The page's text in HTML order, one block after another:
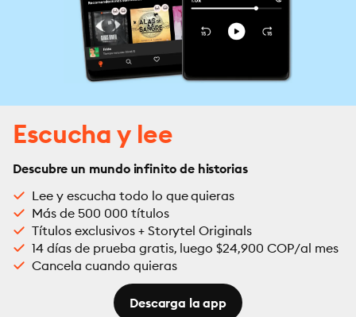
Escucha y lee
Descubre un mundo infinito de historias
Lee y escucha todo lo que quieras
Más de 500 000 títulos
Títulos exclusivos + Storytel Originals
14 días de prueba gratis, luego $24,900 COP/al mes
Cancela cuando quieras
Descarga la app